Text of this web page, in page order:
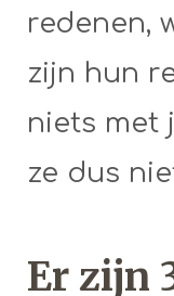
redenen,
zijn hun
niets met
ze dus
Er zijn